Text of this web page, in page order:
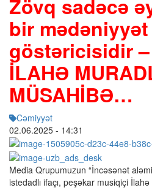
Zövq sadəcə
bir mədəniyyət
göstəricisidir –
İLAHƏ
MÜSAHİBƏ…
Cəmiyyət
02.06.2025 - 14:31
Media Qrupumuzun “İncəsənət
istedadlı ifaçı, peşəkar musiqiçi İlahə